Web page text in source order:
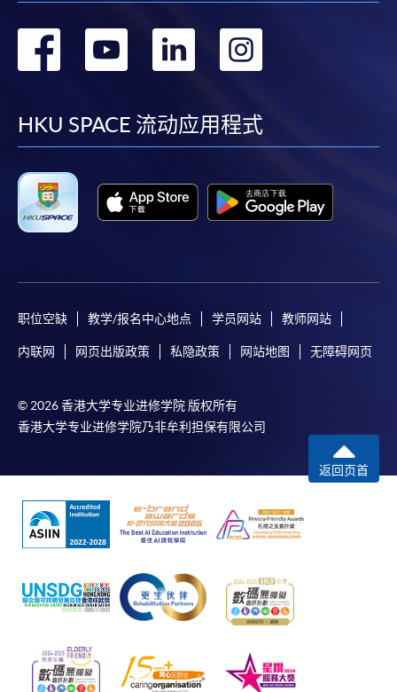
转
facebook
转
youtube
转
linkedin
转
HKU SPACE 流动应用程式
职位空缺 教学/报名中心地点 学员网站 教师网站
内联网 网页出版政策 私隐政策 网站地图 无障碍网页
© 2026 香港大学专业进修学院 版权所有
香港大学专业进修学院乃非牟利担保有限公司
返回页首